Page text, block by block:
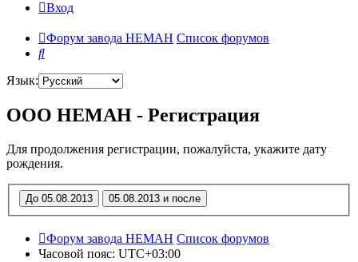
Вход
Форум завода НЕМАН Список форумов
Поиск
Язык:
OOO HEMAH - Регистрация
Для продолжения регистрации, пожалуйста, укажите дату
рождения.
Форум завода НЕМАН Список форумов
Часовой пояс: UTC+03:00